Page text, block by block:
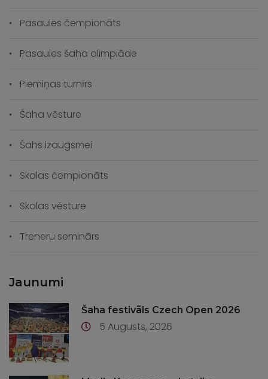
Pasaules čempionāts
Pasaules šaha olimpiāde
Piemiņas turnīrs
Šaha vēsture
Šahs izaugsmei
Skolas čempionāts
Skolas vēsture
Treneru seminārs
Jaunumi
Šaha festivāls Czech Open 2026
5 Augusts, 2026